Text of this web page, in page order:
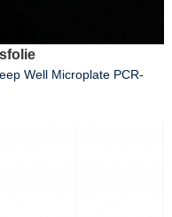
Well Microplate PCR-